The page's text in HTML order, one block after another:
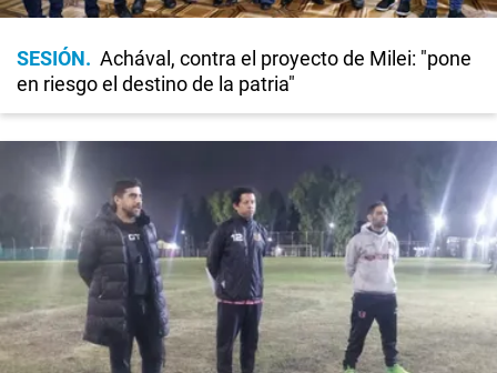
SESIÓN
Achával, contra el proyecto de Milei: "pone
en riesgo el destino de la patria"